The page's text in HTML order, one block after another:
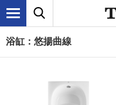
浴缸：悠揚曲線